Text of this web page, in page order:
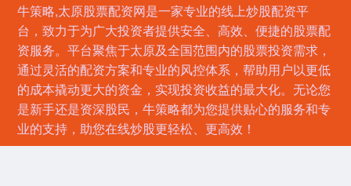
牛策略,太原股票配资网是一家专业的线上炒股配资平
台，致力于为广大投资者提供安全、高效、便捷的股票配
资服务。平台聚焦于太原及全国范围内的股票投资需求，
通过灵活的配资方案和专业的风控体系，帮助用户以更低
的成本撬动更大的资金，实现投资收益的最大化。无论您
是新手还是资深股民，牛策略都为您提供贴心的服务和专
业的支持，助您在线炒股更轻松、更高效！